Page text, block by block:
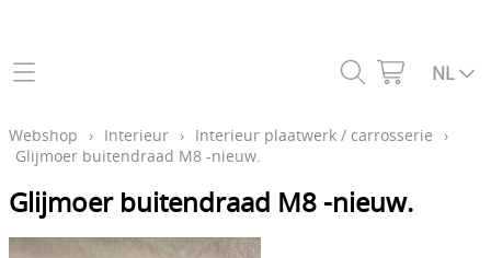
Home
Webshop
Benzinesysteem - Carburatie
Contact
NL
Webshop › Interieur › Interieur plaatwerk / carrosserie
›
Glijmoer buitendraad M8 -nieuw.
Glijmoer buitendraad M8 -nieuw.